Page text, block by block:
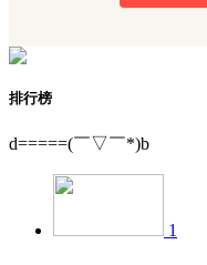
排行榜
d=====(￣▽￣*)b
1